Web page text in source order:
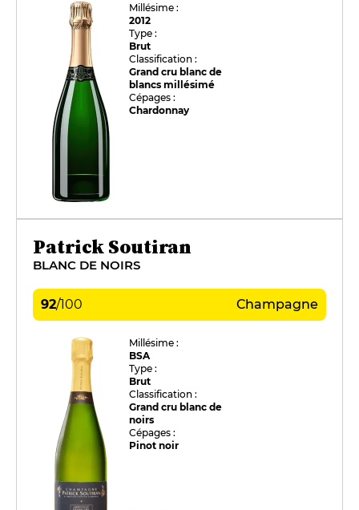
Millésime :
2012
Type :
Brut
Classification :
Grand cru blanc de
blancs millésimé
Cépages :
Chardonnay
Patrick Soutiran
BLANC DE NOIRS
92/100 Champagne
Millésime :
BSA
Type :
Brut
Classification :
Grand cru blanc de
noirs
Cépages :
Pinot noir